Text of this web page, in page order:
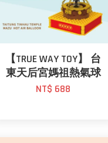
【TRUE WAY TOY】 台
東天后宮媽祖熱氣球
NT$ 688